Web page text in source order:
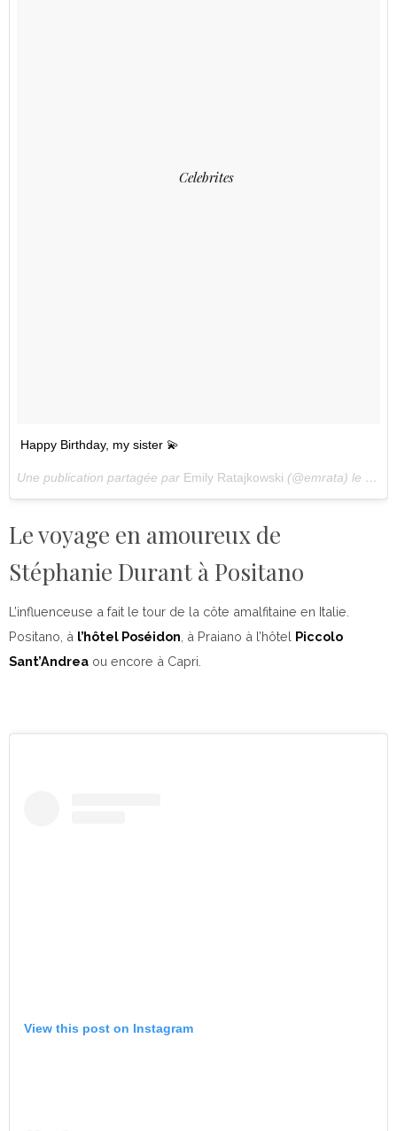
Celebrites
Happy Birthday, my sister 💫
Une publication partagée par Emily Ratajkowski (@emrata) le 3
Le voyage en amoureux de
Stéphanie Durant à Positano
L’influenceuse a fait le tour de la côte amalfitaine en Italie.
Positano, à l’hôtel Poséidon , à Praiano à l’hôtel Piccolo
Sant’Andrea ou encore à Capri.
View this post on Instagram